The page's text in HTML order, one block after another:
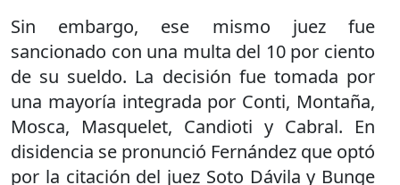
Sin embargo, ese mismo juez fue
sancionado con una multa del 10 por ciento
de su sueldo. La decisión fue tomada por
una mayoría integrada por Conti, Montaña,
Mosca, Masquelet, Candioti y Cabral. En
disidencia se pronunció Fernández que optó
por la citación del juez Soto Dávila y Bunge